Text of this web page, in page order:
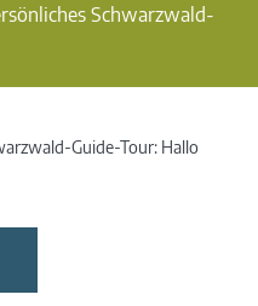
Schwarzwald-
Guide-Tour: Hallo